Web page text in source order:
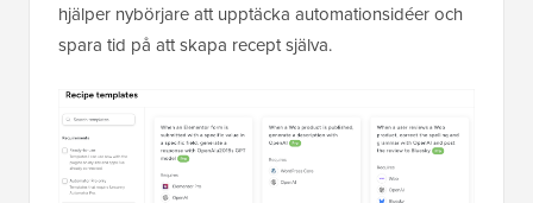
hjälper nybörjare att upptäcka automationsidéer och
spara tid på att skapa recept själva.